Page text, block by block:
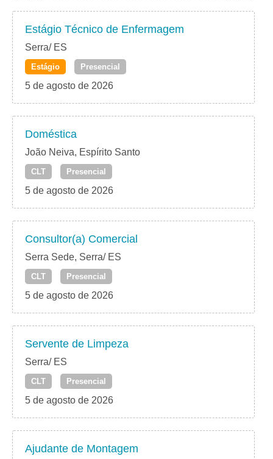
Estágio Técnico de Enfermagem
Serra/ ES
Estágio Presencial
5 de agosto de 2026
Doméstica
João Neiva, Espírito Santo
CLT Presencial
5 de agosto de 2026
Consultor(a) Comercial
Serra Sede, Serra/ ES
CLT Presencial
5 de agosto de 2026
Servente de Limpeza
Serra/ ES
CLT Presencial
5 de agosto de 2026
Ajudante de Montagem